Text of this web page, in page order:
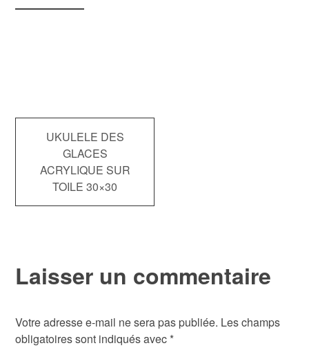
Navigation
de
UKULELE DES
GLACES
ACRYLIQUE SUR
TOILE 30×30
Laisser un commentaire
Votre adresse e-mail ne sera pas publiée. Les champs
obligatoires sont indiqués avec *